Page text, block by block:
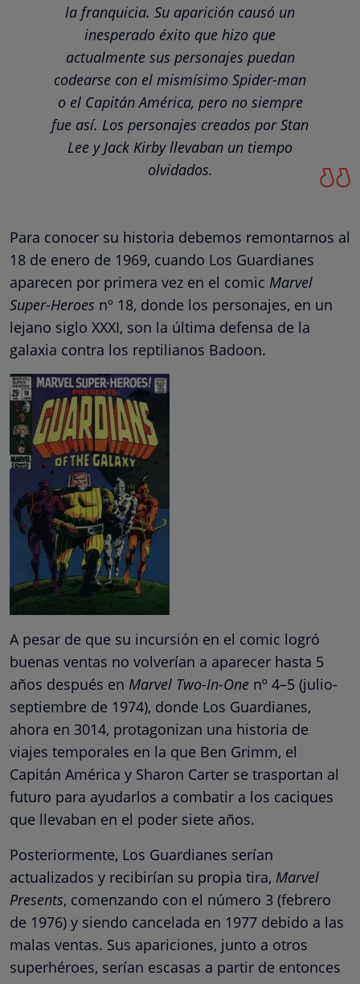
la franquicia. Su aparición causó un
inesperado éxito que hizo que
actualmente sus personajes puedan
codearse con el mismísimo Spider-man
o el Capitán América, pero no siempre
fue así. Los personajes creados por Stan
Lee y Jack Kirby llevaban un tiempo
olvidados.
Para conocer su historia debemos remontarnos al
18 de enero de 1969, cuando Los Guardianes
aparecen por primera vez en el comic Marvel
Super-Heroes nº 18, donde los personajes, en un
lejano siglo XXXI, son la última defensa de la
galaxia contra los reptilianos Badoon.
A pesar de que su incursión en el comic logró
buenas ventas no volverían a aparecer hasta 5
años después en Marvel Two-In-One nº 4–5 (julio-
septiembre de 1974), donde Los Guardianes,
ahora en 3014, protagonizan una historia de
viajes temporales en la que Ben Grimm, el
Capitán América y Sharon Carter se trasportan al
futuro para ayudarlos a combatir a los caciques
que llevaban en el poder siete años.
Posteriormente, Los Guardianes serían
actualizados y recibirían su propia tira, Marvel
Presents, comenzando con el número 3 (febrero
de 1976) y siendo cancelada en 1977 debido a las
malas ventas. Sus apariciones, junto a otros
superhéroes, serían escasas a partir de entonces